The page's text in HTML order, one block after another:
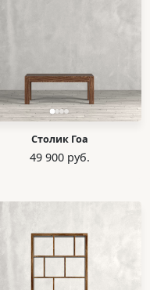
Столик Гоа
49 900 руб.